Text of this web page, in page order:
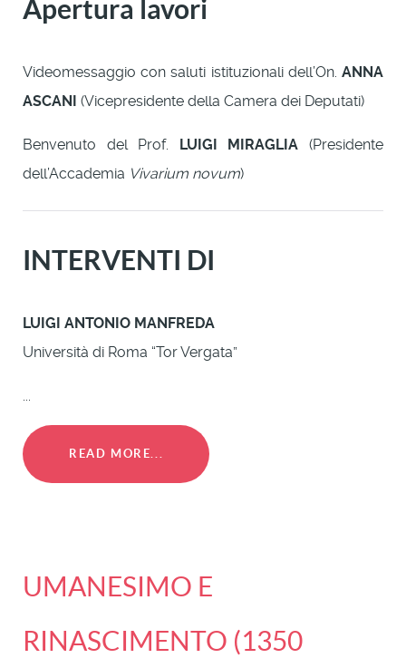
Apertura lavori
Videomessaggio con saluti istituzionali dell’On. ANNA
ASCANI (Vicepresidente della Camera dei Deputati)
Benvenuto del Prof. LUIGI MIRAGLIA (Presidente
dell’Accademia Vivarium novum)
INTERVENTI DI
LUIGI ANTONIO MANFREDA
Università di Roma “Tor Vergata”
READ MORE...
UMANESIMO E
RINASCIMENTO (1350